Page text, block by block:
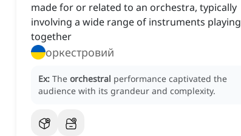
made for or related to an orchestra, typically
involving a wide range of instruments playing
together
оркестровий
Ex: The orchestral performance captivated the
audience with its grandeur and complexity.